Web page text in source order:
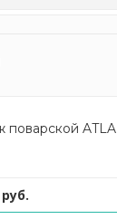
поварской